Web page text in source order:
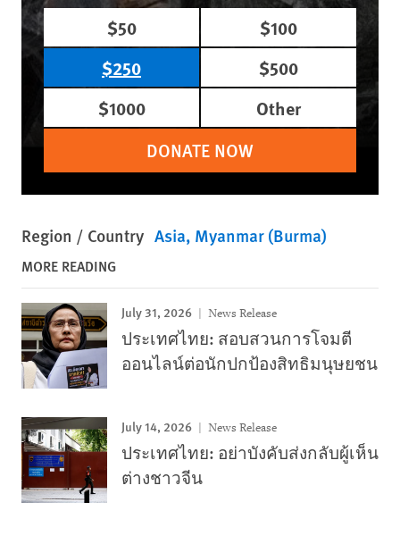
$50
$100
$250
$500
$1000
Other
DONATE NOW
Region / Country Asia Myanmar (Burma)
MORE READING
July 31, 2026 News Release
ประเทศไทย: สอบสวนการโจมตี
ออนไลน์ต่อนักปกป้องสิทธิมนุษยชน
July 14, 2026 News Release
ประเทศไทย: อย่าบังคับส่งกลับผู้เห็น
ต่างชาวจีน